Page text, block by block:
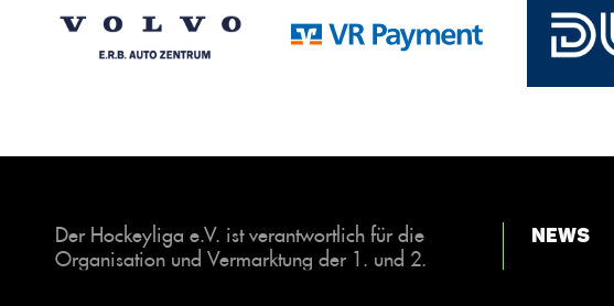
Der Hockeyliga e.V. ist verantwortlich für die
Organisation und Vermarktung der 1. und 2.
News